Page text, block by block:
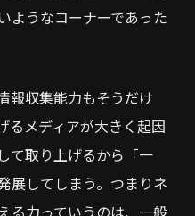
ようなコーナーであった
報収集能力もそうだけ
るメディアが大きく起因
て取り上げるから「一
展してしまう。つまりネ
る力っていうのは、一般